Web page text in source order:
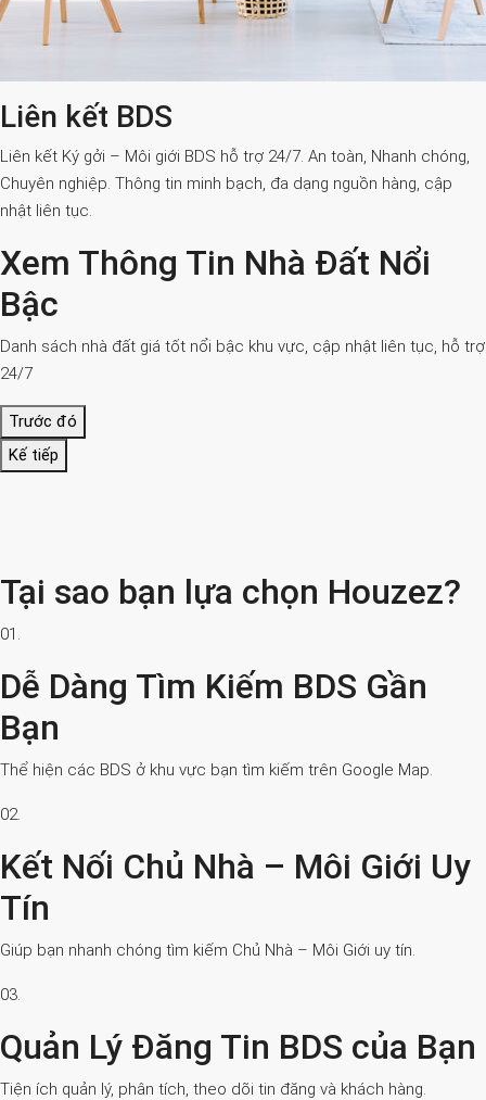
Liên kết BDS
Liên kết Ký gởi – Môi giới BDS hỗ trợ 24/7. An toàn, Nhanh chóng,
Chuyên nghiệp. Thông tin minh bạch, đa dạng nguồn hàng, cập
nhật liên tục.
Xem Thông Tin Nhà Đất Nổi
Bậc
Danh sách nhà đất giá tốt nổi bậc khu vực, cập nhật liên tục, hỗ trợ
24/7
Trước đó
Kế tiếp
Tại sao bạn lựa chọn Houzez?
01.
Dễ Dàng Tìm Kiếm BDS Gần
Bạn
Thể hiện các BDS ở khu vực bạn tìm kiếm trên Google Map.
02.
Kết Nối Chủ Nhà – Môi Giới Uy
Tín
Giúp bạn nhanh chóng tìm kiếm Chủ Nhà – Môi Giới uy tín.
03.
Quản Lý Đăng Tin BDS của Bạn
Tiện ích quản lý, phân tích, theo dõi tin đăng và khách hàng.